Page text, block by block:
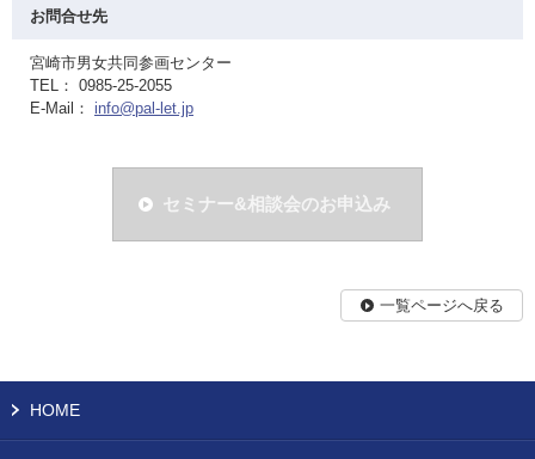
お問合せ先
宮崎市男女共同参画センター
TEL： 0985-25-2055
E-Mail： info@pal-let.jp
セミナー&相談会のお申込み
一覧ページへ戻る
HOME